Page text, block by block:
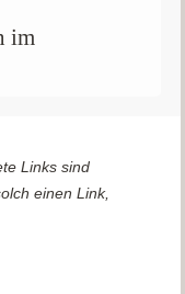
im
Links sind
einen Link,